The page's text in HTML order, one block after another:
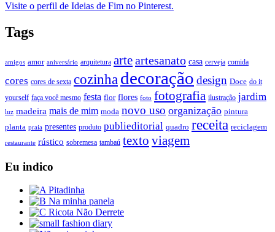
Visite o perfil de Ideias de Fim no Pinterest.
Tags
amigos amor aniversário arquitetura arteartesanato casa cerveja comida
cores cores de sexta cozinha decoração design Doce do it
yourself faça você mesmo festa flor flores foto fotografia ilustração jardim
luz madeira mais de mim moda novo uso organização pintura
planta praia presentes produto publieditorial quadro receita reciclagem
restaurante rústico sobremesa tambaú texto viagem
Eu indico